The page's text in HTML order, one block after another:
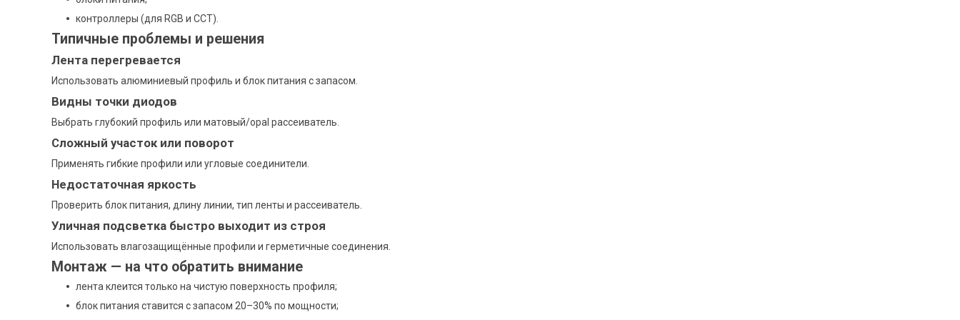
контроллеры (для RGB и CCT).
Типичные проблемы и решения
Лента перегревается
Использовать алюминиевый профиль и блок питания с запасом.
Видны точки диодов
Выбрать глубокий профиль или матовый/opal рассеиватель.
Сложный участок или поворот
Применять гибкие профили или угловые соединители.
Недостаточная яркость
Проверить блок питания, длину линии, тип ленты и рассеиватель.
Уличная подсветка быстро выходит из строя
Использовать влагозащищённые профили и герметичные соединения.
Монтаж — на что обратить внимание
лента клеится только на чистую поверхность профиля;
блок питания ставится с запасом 20–30% по мощности;